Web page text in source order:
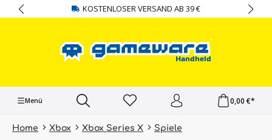
springen KOSTENLOSER VERSAND AB 39 €
Menü 0,00 €*
Home Xbox Xbox Series X Spiele